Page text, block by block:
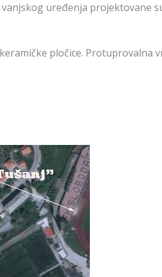
uređenja projektovane
pločice. Protuprovalna